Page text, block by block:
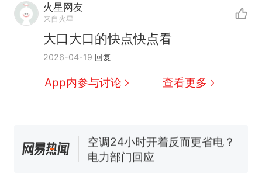
火星网友
来自火星
大口大口的快点快点看
2026-04-19 回复
App内参与讨论 查看更多
热
那个在床头放菜刀的女孩，
因老师一句“跟我回家”改写了
人生
新 搬家报价570元，搬到楼下
已叫停招聘，成立调查组全面
核查
空调24小时开着反而更省电？
电力部门回应